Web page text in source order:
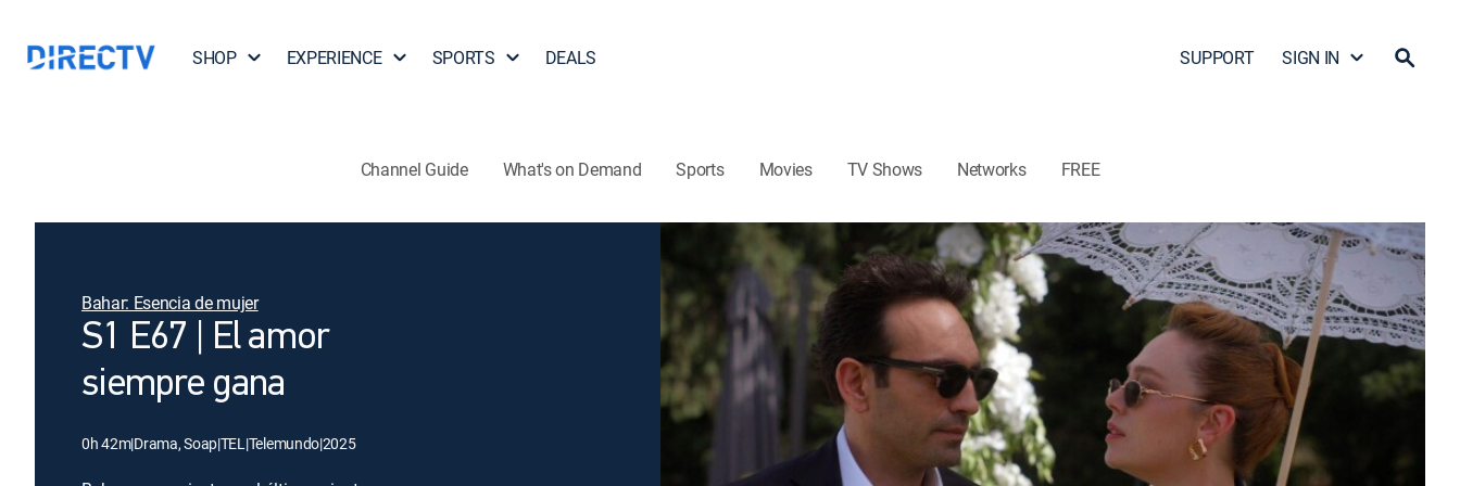
SHOP EXPERIENCE SPORTS DEALS SUPPORT SIGN IN
Channel Guide What's on Demand Sports Movies TV Shows Networks FREE
Bahar: Esencia de mujer
S1 E67 | El amor
siempre gana
0h 42m|Drama, Soap|TEL|Telemundo|2025